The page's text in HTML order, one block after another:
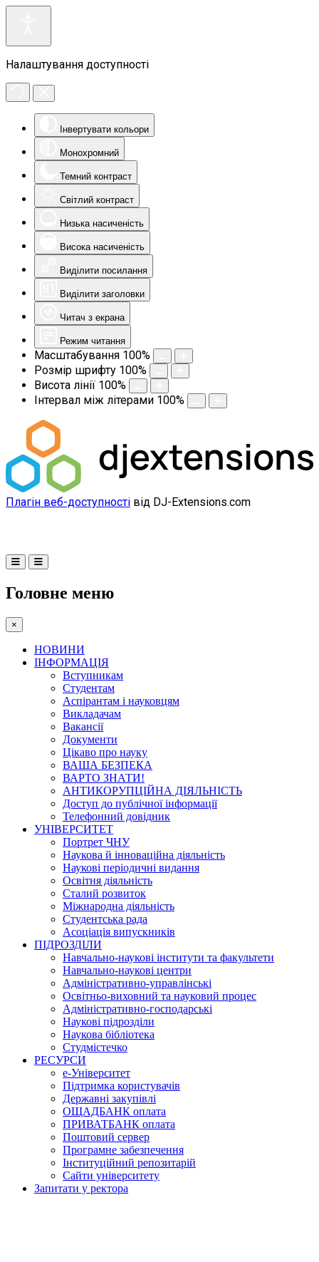
Налаштування доступності
Інвертувати кольори
Монохромний
Темний контраст
Світлий контраст
Низька насиченість
Висока насиченість
Виділити посилання
Виділити заголовки
Читач з екрана
Режим читання
Масштабування 100%
Розмір шрифту 100%
Висота лінії 100%
Інтервал між літерами 100%
Плагін веб-доступності від DJ-Extensions.com
Головне меню
×
НОВИНИ
ІНФОРМАЦІЯ
Вступникам
Студентам
Аспірантам і науковцям
Викладачам
Вакансії
Документи
Цікаво про науку
ВАША БЕЗПЕКА
ВАРТО ЗНАТИ!
АНТИКОРУПЦІЙНА ДІЯЛЬНІСТЬ
Доступ до публічної інформації
Телефонний довідник
УНІВЕРСИТЕТ
Портрет ЧНУ
Наукова й інноваційна діяльність
Наукові періодичні видання
Освітня діяльність
Сталий розвиток
Міжнародна діяльність
Студентська рада
Асоціація випускників
ПІДРОЗДІЛИ
Навчально-наукові інститути та факультети
Навчально-наукові центри
Адміністративно-управлінські
Освітньо-виховний та науковий процес
Адміністративно-господарські
Наукові підрозділи
Наукова бібліотека
Студмістечко
РЕСУРСИ
е-Університет
Підтримка користувачів
Державні закупівлі
ОЩАДБАНК оплата
ПРИВАТБАНК оплата
Поштовий сервер
Програмне забезпечення
Інституційний репозитарій
Сайти університету
Запитати у ректора